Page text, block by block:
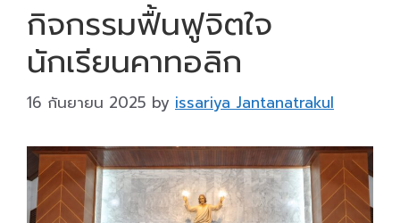
กิจกรรมฟื้นฟูจิตใจ
นักเรียนคาทอลิก
16 กันยายน 2025 by issariya Jantanatrakul